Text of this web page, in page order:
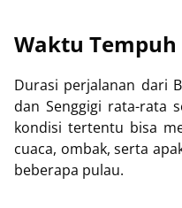
Waktu Tempuh
Durasi perjalanan dari
dan Senggigi rata-rata
kondisi tertentu bisa
cuaca, ombak, serta
beberapa pulau.